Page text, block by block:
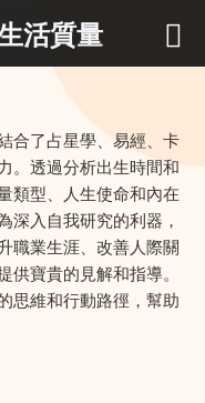
活質量
合了占星學、易經、卡
。透過分析出生時間和
類型、人生使命和內在
深入自我研究的利器，
職業生涯、改善人際關
寶貴的見解和指導。
思維和行動路徑，幫助